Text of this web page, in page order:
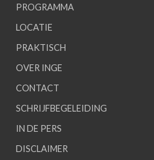
PROGRAMMA
LOCATIE
PRAKTISCH
OVER INGE
CONTACT
SCHRIJFBEGELEIDING
IN DE PERS
DISCLAIMER